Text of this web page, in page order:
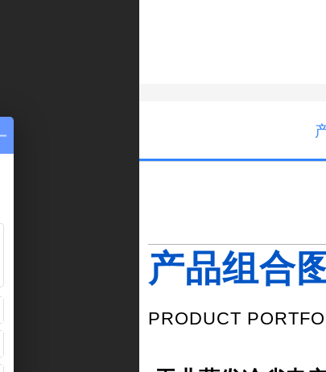
产品组合图
PRODUCT